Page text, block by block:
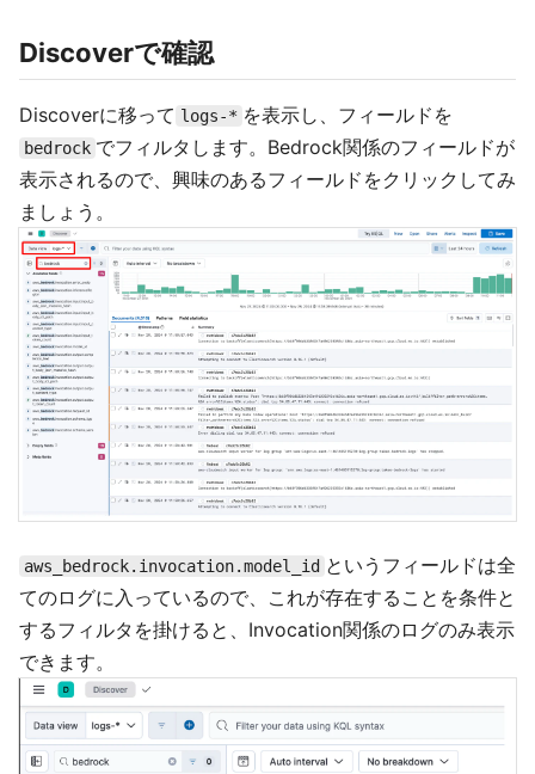
Discoverで確認
Discoverに移って logs-* を表示し、フィールドを
bedrock でフィルタします。Bedrock関係のフィールドが
表示されるので、興味のあるフィールドをクリックしてみ
ましょう。
aws_bedrock.invocation.model_id というフィールドは全
てのログに入っているので、これが存在することを条件と
するフィルタを掛けると、Invocation関係のログのみ表示
できます。